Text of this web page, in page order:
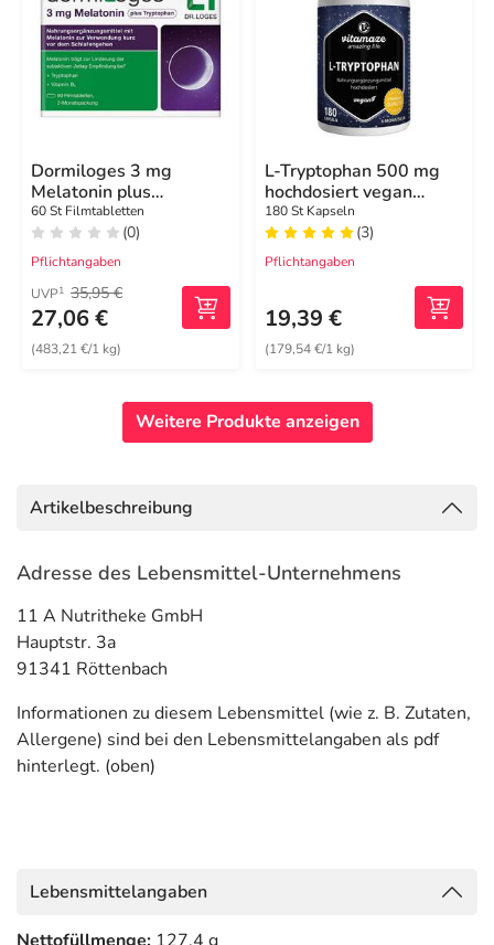
Dormiloges 3 mg
Melatonin plus
Tryptophan
Filmtabletten
60 St Filmtabletten
(0)
Pflichtangaben
UVP1 35,95 €
27,06 €
(483,21 €/1 kg)
L-Tryptophan 500 mg
hochdosiert vegan
Kapseln
180 St Kapseln
(3)
Pflichtangaben
19,39 €
(179,54 €/1 kg)
Weitere Produkte anzeigen
Artikelbeschreibung
Adresse des Lebensmittel-Unternehmens
11 A Nutritheke GmbH
Hauptstr. 3a
91341 Röttenbach
Informationen zu diesem Lebensmittel (wie z. B. Zutaten,
Allergene) sind bei den Lebensmittelangaben als pdf
hinterlegt. (oben)
Lebensmittelangaben